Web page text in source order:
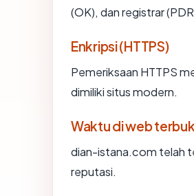
(OK), dan registrar
Enkripsi (HTTPS)
Pemeriksaan HTTPS
dimiliki situs modern.
Waktu di web
dian-istana.com telah
reputasi.